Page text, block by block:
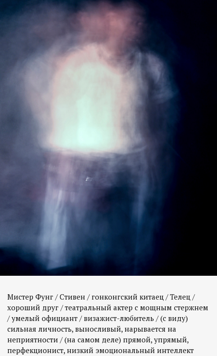
Мистер Фунг / Стивен / гонконгский китаец / Телец /
хороший друг / театральный актер с мощным стержнем
/ умелый официант / визажист-любитель / (с виду)
сильная личность, выносливый, нарывается на
неприятности / (на самом деле) прямой, упрямый,
перфекционист, низкий эмоциональный интеллект